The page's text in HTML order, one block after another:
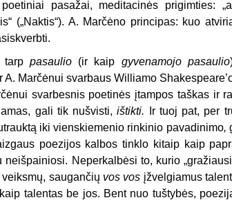
pasažai, meditacinės prigimties:
(„Naktis“). A. Marčėno principas: kuo
tarp pasaulio (ir kaip gyvenamojo pasaulio
Marčėnui svarbaus Williamo
svarbesnis poetinės įtampos taškas ir
gali tik nušvisti,ištikti.
Ir tuoj pat, per
iki vienskiemenio rinkinio pavadinimo,
poezijos kalbos tinklo kitaip kaip
Neperkalbėsi to, kurio
veiksmų, saugančių vos vos įžvelgiamus
talentas be jos. Bent nuo tuštybės,